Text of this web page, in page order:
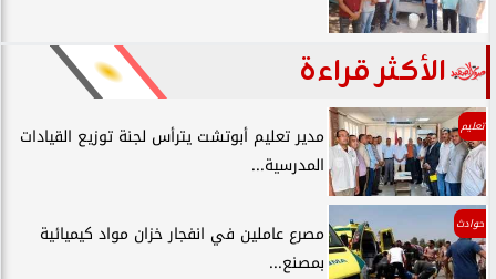
الأكثر قراءة
تعليم
مدير تعليم أبوتشت يترأس لجنة توزيع القيادات
المدرسية...
حوادث
مصرع عاملين في انفجار خزان مواد كيميائية
بمصنع...